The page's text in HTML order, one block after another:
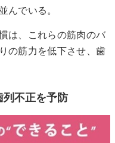
んでいる。
は、これらの筋肉のバ
の筋力を低下させ、歯
列不正を予防